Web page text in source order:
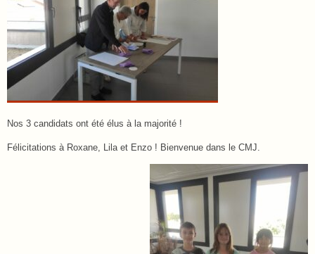
Nos 3 candidats ont été élus à la majorité !
Félicitations à Roxane, Lila et Enzo ! Bienvenue dans le CMJ.